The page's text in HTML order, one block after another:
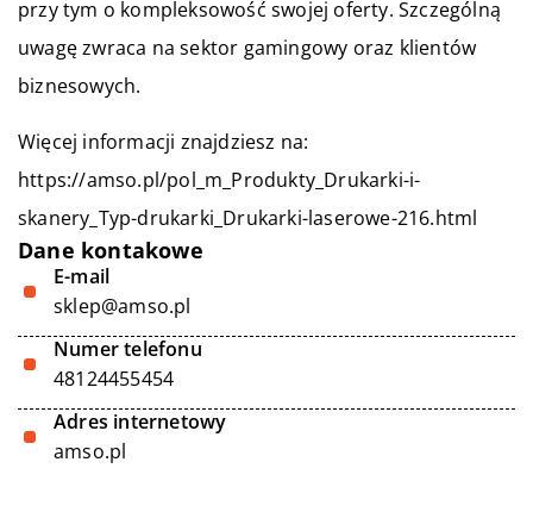
przy tym o kompleksowość swojej oferty. Szczególną
uwagę zwraca na sektor gamingowy oraz klientów
biznesowych.
Więcej informacji znajdziesz na:
https://amso.pl/pol_m_Produkty_Drukarki-i-
skanery_Typ-drukarki_Drukarki-laserowe-216.html
Dane kontakowe
E-mail
sklep@amso.pl
Numer telefonu
48124455454
Adres internetowy
amso.pl